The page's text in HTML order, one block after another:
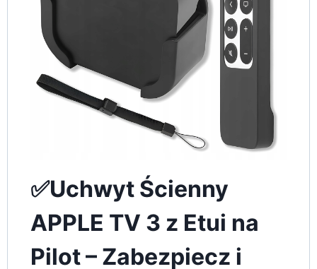
✅Uchwyt Ścienny
APPLE TV 3 z Etui na
Pilot – Zabezpiecz i